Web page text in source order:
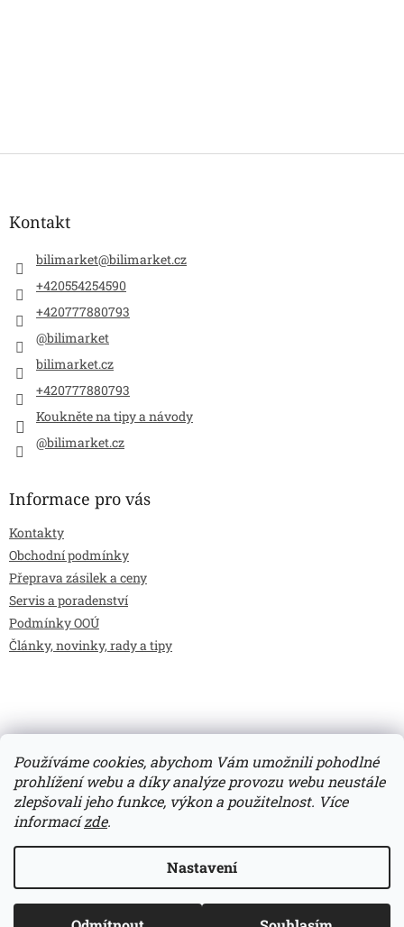
Používáme cookies, abychom Vám umožnili pohodlné
prohlížení webu a díky analýze provozu webu neustále
zlepšovali jeho funkce, výkon a použitelnost. Více
informacízde.
Nastavení
Z
Kontakt
bilimarket@bilimarket.cz
+420554254590
+420777880793
@bilimarket
bilimarket.cz
+420777880793
Koukněte na tipy a návody
@bilimarket.cz
Informace pro vás
Kontakty
Obchodní podmínky
Přeprava zásilek a ceny
Servis a poradenství
Podmínky OOÚ
Články, novinky, rady a tipy
Vytvořil Shoptet
Bilimarket.cz
. Všechna práva vyhrazena.
Upravit nastavení cookies